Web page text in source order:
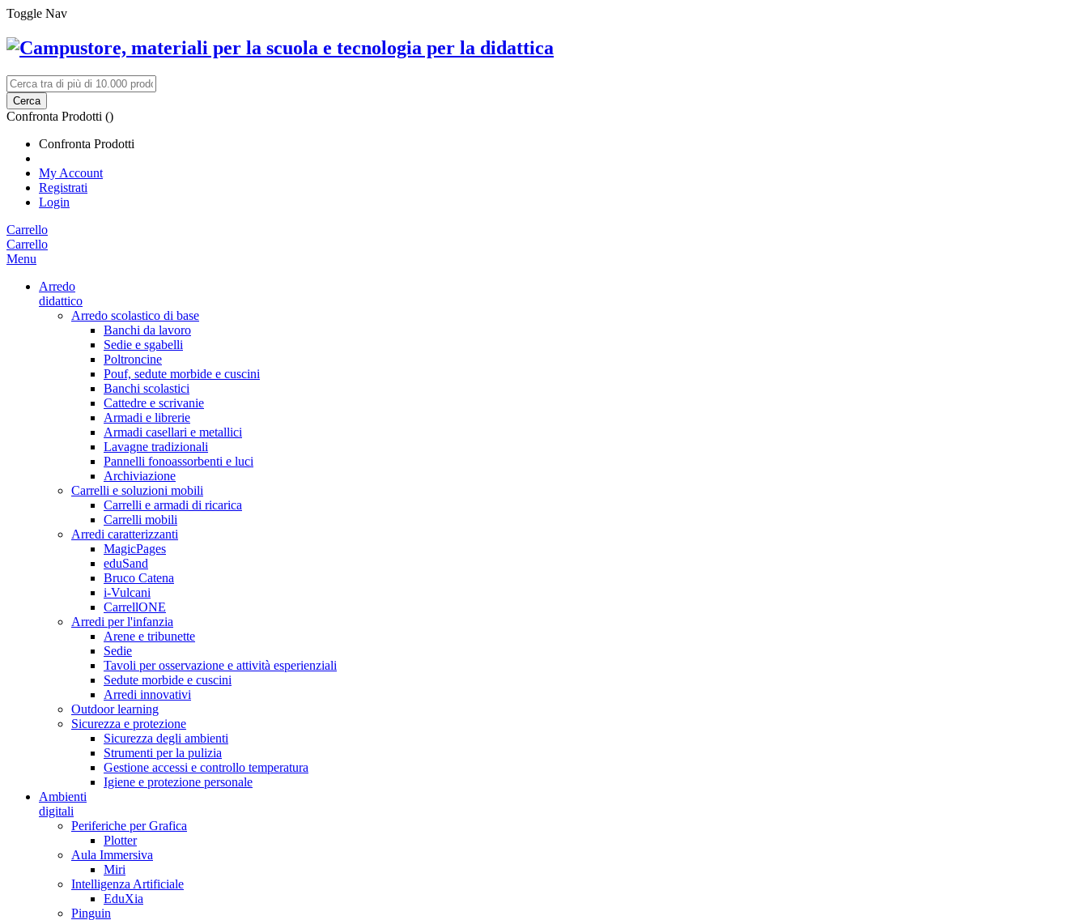
Toggle Nav
Cerca
Confronta Prodotti ()
Confronta Prodotti
My Account
Registrati
Login
Carrello
Carrello
Menu
Arredo
didattico
Arredo scolastico di base
Banchi da lavoro
Sedie e sgabelli
Poltroncine
Pouf, sedute morbide e cuscini
Banchi scolastici
Cattedre e scrivanie
Armadi e librerie
Armadi casellari e metallici
Lavagne tradizionali
Pannelli fonoassorbenti e luci
Archiviazione
Carrelli e soluzioni mobili
Carrelli e armadi di ricarica
Carrelli mobili
Arredi caratterizzanti
MagicPages
eduSand
Bruco Catena
i-Vulcani
CarrellONE
Arredi per l'infanzia
Arene e tribunette
Sedie
Tavoli per osservazione e attività esperienziali
Sedute morbide e cuscini
Arredi innovativi
Outdoor learning
Sicurezza e protezione
Sicurezza degli ambienti
Strumenti per la pulizia
Gestione accessi e controllo temperatura
Igiene e protezione personale
Ambienti
digitali
Periferiche per Grafica
Plotter
Aula Immersiva
Miri
Intelligenza Artificiale
EduXia
Pinguin